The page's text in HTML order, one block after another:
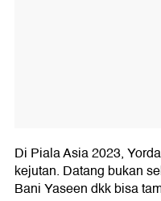
Di Piala Asia 2023,
kejutan. Datang bukan
Bani Yaseen dkk bisa